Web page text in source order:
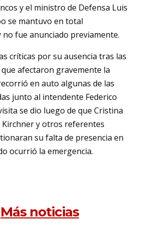
y el ministro de Defensa Luis
se mantuvo en total
no fue anunciado previamente.
críticas por su ausencia tras las
afectaron gravemente la
en auto algunas de las
junto al intendente Federico
se dio luego de que Cristina
Kirchner y otros referentes
su falta de presencia en
ocurrió la emergencia.
Más noticias